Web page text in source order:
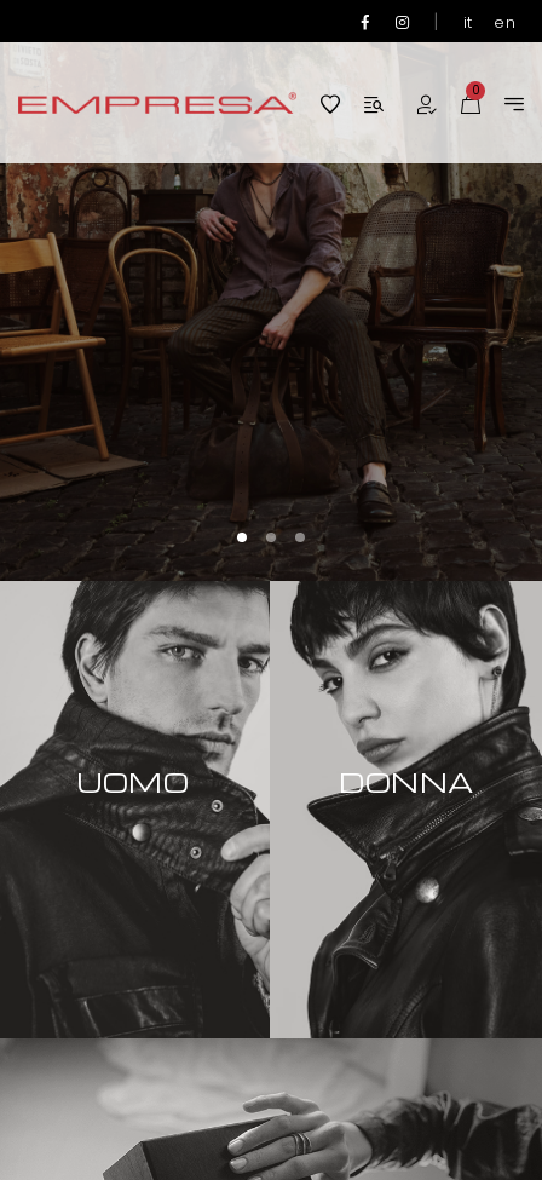
| it en
0
UOMO DONNA